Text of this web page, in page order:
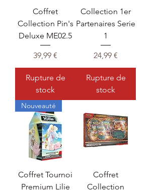
Coffret
Collection Pin's
Deluxe ME02.5
Prix
39,99 €
Rupture de
stock
Collection 1er
Partenaires Serie
1
Prix
24,99 €
Rupture de
stock
Nouveauté
Coffret Tournoi
Premium Lilie
Coffret
Collection